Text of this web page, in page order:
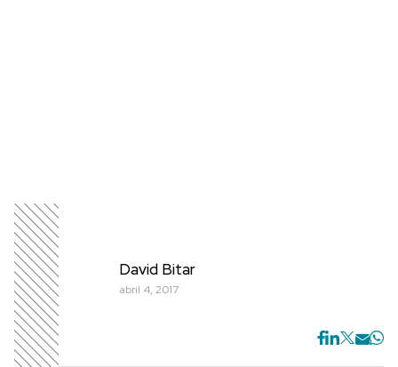
David Bitar
abril 4, 2017